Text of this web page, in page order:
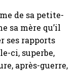
de sa petite-
sa mère qu’il
ses rapports
ci, superbe,
après-guerre,